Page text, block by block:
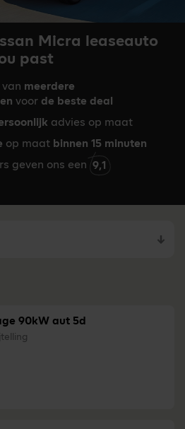
Micra leaseauto
past
van meerdere
voor de beste deal
advies op maat
op maat binnen 15 minuten
geven ons een 9,1
Micra
90kW aut 5d